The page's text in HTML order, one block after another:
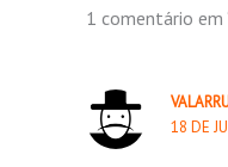
1 comentário em
18 DE